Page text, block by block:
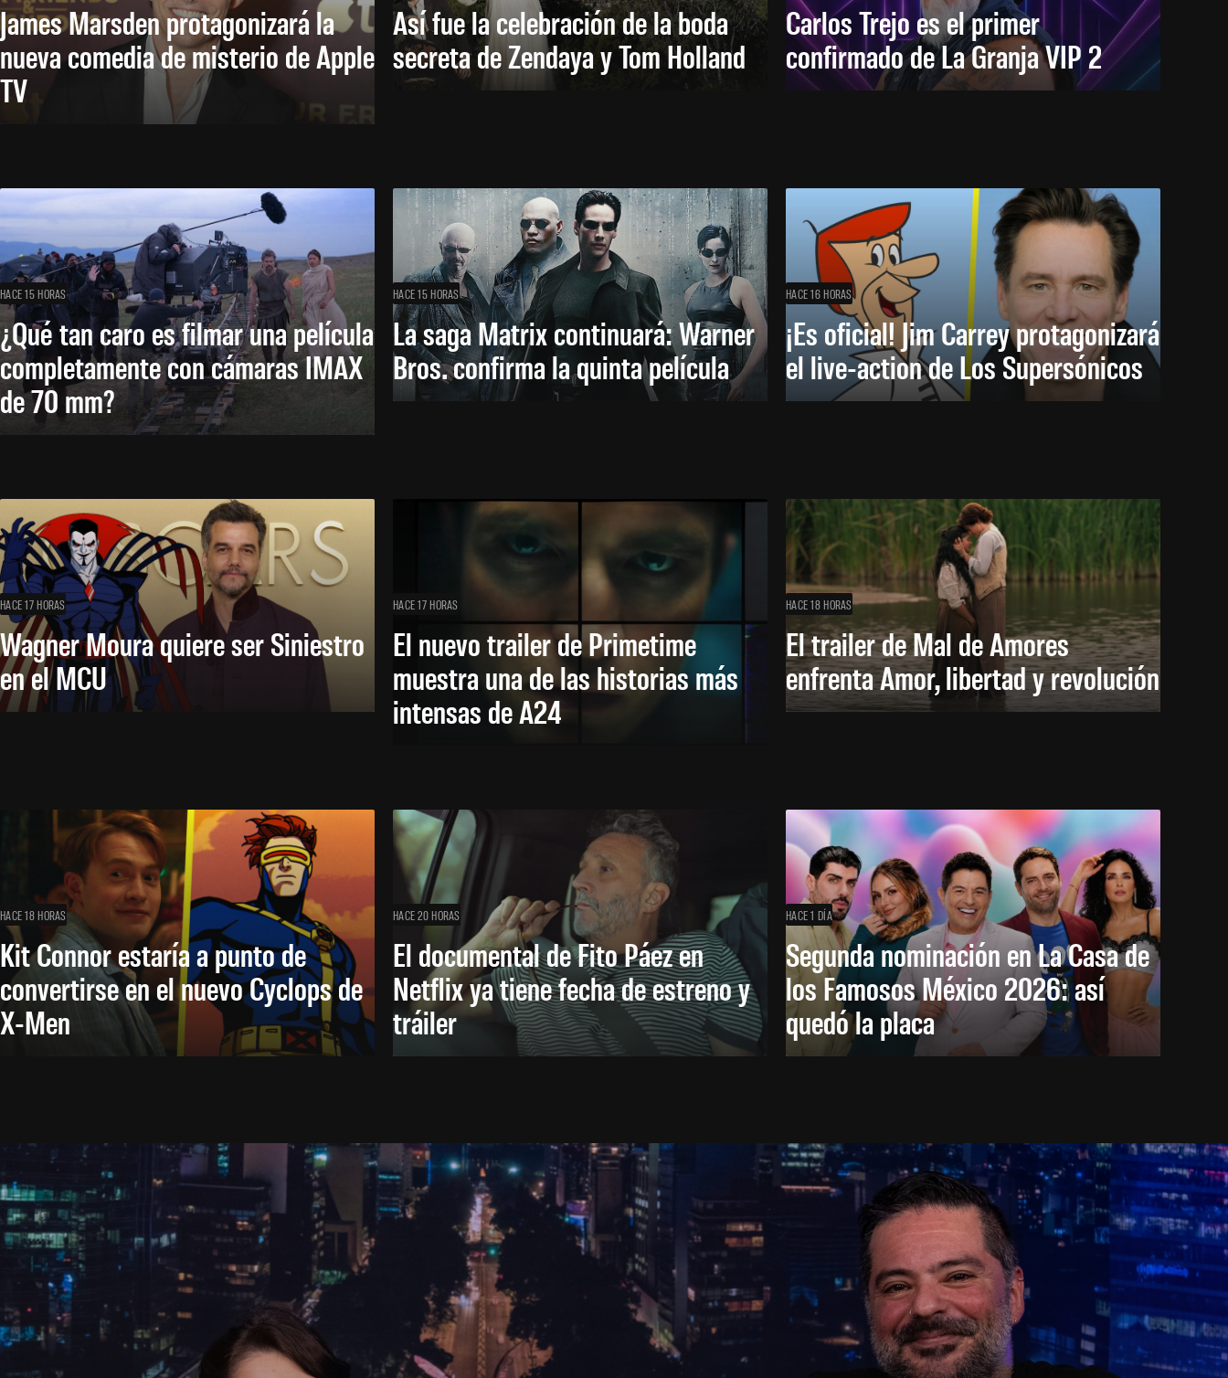
James Marsden protagonizará la
nueva comedia de misterio de Apple
TV
Así fue la celebración de la boda
secreta de Zendaya y Tom Holland
Carlos Trejo es el primer
confirmado de La Granja VIP 2
HACE 15 HORAS
¿Qué tan caro es filmar una película
completamente con cámaras IMAX
de 70 mm?
HACE 15 HORAS
La saga Matrix continuará: Warner
Bros. confirma la quinta película
HACE 16 HORAS
¡Es oficial! Jim Carrey protagonizará
el live-action de Los Supersónicos
HACE 17 HORAS
Wagner Moura quiere ser Siniestro
en el MCU
HACE 17 HORAS
El nuevo trailer de Primetime
muestra una de las historias más
intensas de A24
HACE 18 HORAS
El trailer de Mal de Amores
enfrenta Amor, libertad y revolución
HACE 18 HORAS
Kit Connor estaría a punto de
convertirse en el nuevo Cyclops de
X-Men
HACE 20 HORAS
El documental de Fito Páez en
Netflix ya tiene fecha de estreno y
tráiler
HACE 1 DÍA
Segunda nominación en La Casa de
los Famosos México 2026: así
quedó la placa